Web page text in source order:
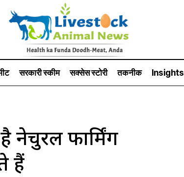
सरकारी स्की‍म सक्सेस स्टो‍री तकनीक Insights
नेचुरल फार्मिंग
हैं